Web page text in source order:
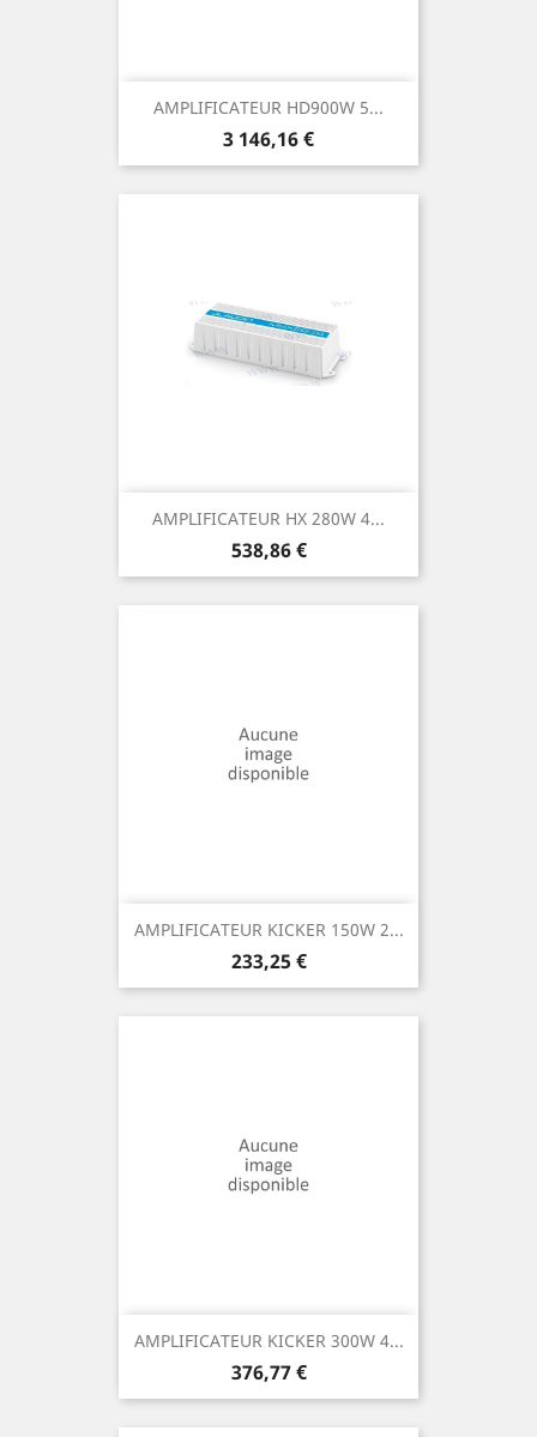
AMPLIFICATEUR HD900W 5...
Prix
3 146,16 €
AMPLIFICATEUR HX 280W 4...
Prix
538,86 €
AMPLIFICATEUR KICKER 150W 2...
Prix
233,25 €
AMPLIFICATEUR KICKER 300W 4...
Prix
376,77 €